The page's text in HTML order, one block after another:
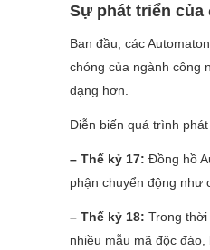
Sự phát triển của
Ban đầu, các
chóng của ngành công
dạng hơn.
Diễn biến quá trình
– Thế kỷ 17: Đồng hồ
phận chuyển động như
– Thế kỷ 18: Trong
nhiều mẫu mã độc